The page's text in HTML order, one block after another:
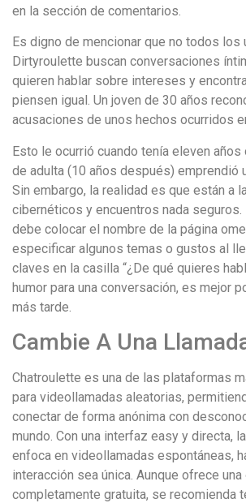
en la sección de comentarios.
Es digno de mencionar que no todos los
Dirtyroulette buscan conversaciones
quieren hablar sobre intereses y
piensen igual. Un joven de 30 años
acusaciones de unos hechos ocurridos
Esto le ocurrió cuando tenía eleven años
de adulta (10 años después) emprendió
Sin embargo, la realidad es que están a
cibernéticos y encuentros nada
debe colocar el nombre de la página
especificar algunos temas o gustos al
claves en la casilla “¿De qué quieres
humor para una conversación, es mejor
más tarde.
Cambie A Una
Chatroulette es una de las plataformas
para videollamadas aleatorias,
conectar de forma anónima con
mundo. Con una interfaz easy y directa,
enfoca en videollamadas espontáneas,
interacción sea única. Aunque ofrece
completamente gratuita, se recomienda